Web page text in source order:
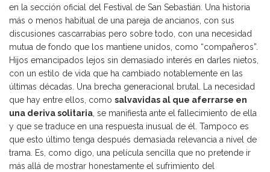
en la sección oficial del Festival de San Sebastián. Una historia
más o menos habitual de una pareja de ancianos, con sus
discusiones cascarrabias pero sobre todo, con una necesidad
mutua de fondo que los mantiene unidos, como “compañeros”.
Hijos emancipados lejos sin demasiado interés en darles nietos,
con un estilo de vida que ha cambiado notablemente en las
últimas décadas. Una brecha generacional brutal. La necesidad
que hay entre ellos, como salvavidas al que aferrarse en
una deriva solitaria, se manifiesta ante el fallecimiento de ella
y que se traduce en una respuesta inusual de él. Tampoco es
que esto último tenga después demasiada relevancia a nivel de
trama. Es, como digo, una película sencilla que no pretende ir
más allá de mostrar honestamente el sufrimiento del